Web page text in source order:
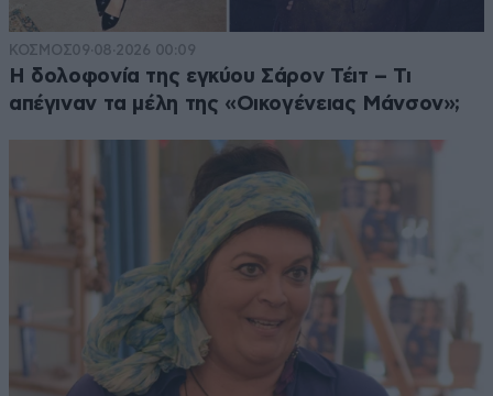
ΚΟΣΜΟΣ09·08·2026 00:09
Η δολοφονία της εγκύου Σάρον Τέιτ – Τι
απέγιναν τα μέλη της «Οικογένειας Μάνσον»;